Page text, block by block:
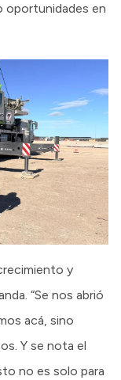
oportunidades en
y
“Se nos abrió
acá, sino
Y se nota el
no es solo para